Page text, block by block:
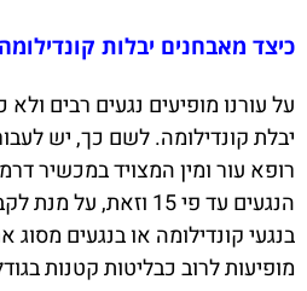
כיצד מאבחנים יבלות
על עורנו מופיעים נגעים רבים
יבלת קונדילומה. לשם כך, יש
רופא עור ומין המצויד במכשיר
הנגעים עד פי 15
בנגעי קונדילומה או בנגעים מסוג
מופיעות לרוב כבליטות קטנות